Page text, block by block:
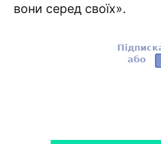
вони серед своїх».